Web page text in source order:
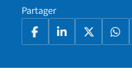
Partager
FacebookLinkedIn
X